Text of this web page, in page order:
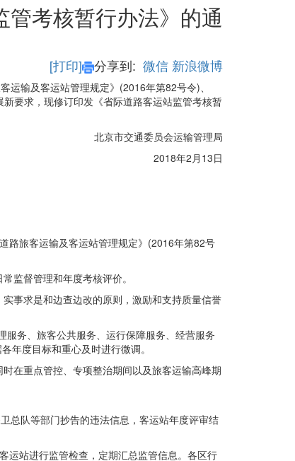
考核暂行办法》的通
[打印] 分享到: 微信 新浪微博
输及客运站管理规定》(2016年第82号令)、
要求，现修订印发《省际道路客运站监管考核暂
北京市交通委员会运输管理局
2018年2月13日
路旅客运输及客运站管理规定》(2016年第82号
监督管理和年度考核评价。
事求是和边查边改的原则，激励和支持质量信誉
务、旅客公共服务、运行保障服务、经营服务
年度目标和重心及时进行微调。
在重点管控、专项整治期间以及旅客运输高峰期
总队等部门抄告的违法信息，客运站年度评审结
运站进行监管检查，定期汇总监管信息。各区行